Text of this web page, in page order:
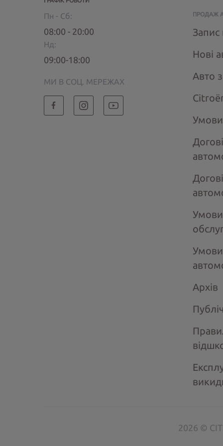
Пн - Сб:
08:00 - 20:00
Нд:
09:00-18:00
МИ В СОЦ. МЕРЕЖАХ
ПРОДАЖ
Запис
Нові
Авто
Умови
Умови
Архів
2026 ©